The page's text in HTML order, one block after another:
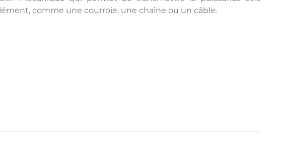
comme une courroie, une chaîne ou un câble.